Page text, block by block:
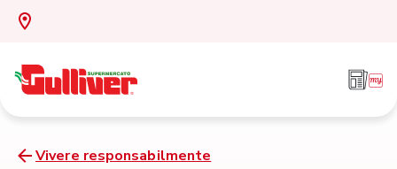
Vivere responsabilmente